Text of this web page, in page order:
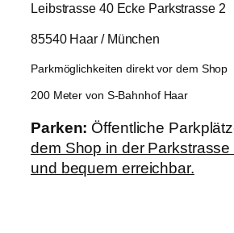
Leibstrasse 40 Ecke Parkstrasse 2
85540 Haar / München
Parkmöglichkeiten direkt vor dem Shop
200 Meter von S-Bahnhof Haar
Parken: Öffentliche
dem Shop in der
und bequem erreichbar.